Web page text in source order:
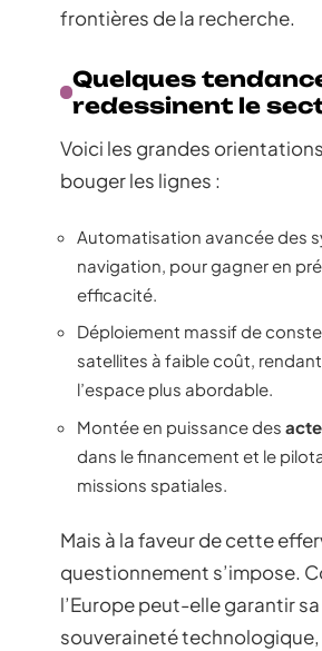
frontières de la recherche.
Quelques
redessinent le
Voici les grandes
bouger les lignes :
Automatisation avancée des
navigation, pour gagner en
efficacité.
Déploiement massif de
satellites à faible coût, rendant
l’espace plus abordable.
Montée en puissance des
dans le financement et le
missions spatiales.
Mais à la faveur de cette
questionnement s’impose.
l’Europe peut-elle garantir sa
souveraineté